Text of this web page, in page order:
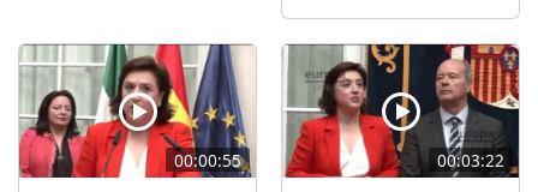
00:00:55 00:03:22